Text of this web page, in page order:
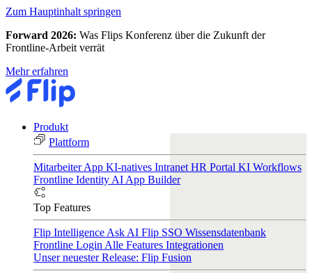
Zum Hauptinhalt springen
Forward 2026: Was Flips Konferenz über die Zukunft der
Frontline-Arbeit verrät
Mehr erfahren
Produkt
Plattform
Mitarbeiter App KI-natives Intranet HR Portal KI Workflows
Frontline Identity AI App Builder
Top Features
Flip Intelligence Ask AI Flip SSO Wissensdatenbank
Frontline Login Alle Features Integrationen
Unser neuester Release: Flip Fusion